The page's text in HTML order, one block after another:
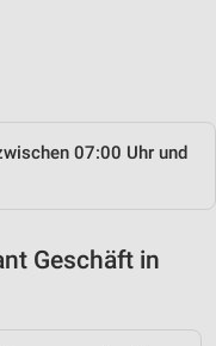
07:00 Uhr und
Geschäft in